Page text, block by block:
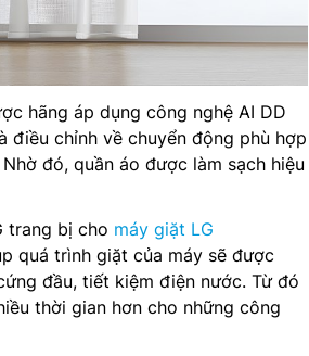
hãng áp dụng công nghệ AI DD
điều chỉnh về chuyển động phù hợp
đó, quần áo được làm sạch hiệu
trang bị cho máy giặt LG
quá trình giặt của máy sẽ được
đầu, tiết kiệm điện nước. Từ đó
thời gian hơn cho những công